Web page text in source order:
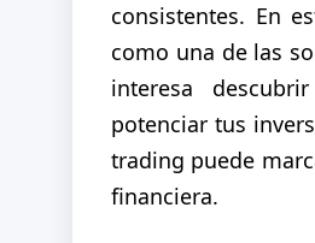
consistentes. En
como una de las
interesa
potenciar tus
trading puede
financiera.